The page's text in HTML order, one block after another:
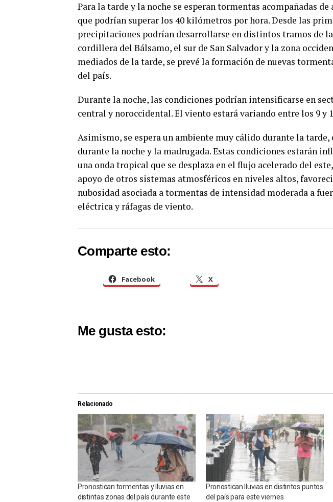
Para la tarde y la noche se esperan tormentas acompañadas
que podrían superar los 40 kilómetros por hora. Desde las
precipitaciones podrían desarrollarse en distintos tramos de
cordillera del Bálsamo, el sur de San Salvador y la zona
mediados de la tarde, se prevé la formación de nuevas
del país.
Durante la noche, las condiciones podrían intensificarse en
central y noroccidental. El viento estará variando entre los 9 y
Asimismo, se espera un ambiente muy cálido durante la tarde,
durante la noche y la madrugada. Estas condiciones estarán
una onda tropical que se desplaza en el flujo acelerado del
apoyo de otros sistemas atmosféricos en niveles altos,
nubosidad asociada a tormentas de intensidad moderada a
eléctrica y ráfagas de viento.
Comparte esto:
Facebook X
Me gusta esto:
Relacionado
Pronostican tormentas y lluvias en
distintas zonas del país durante este
Pronostican lluvias en distintos puntos
del país para este viernes